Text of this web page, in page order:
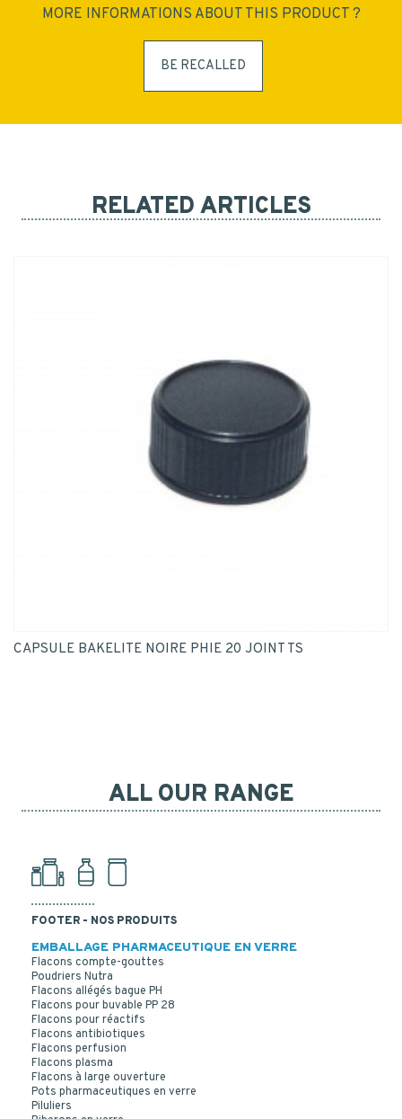
MORE INFORMATIONS ABOUT THIS PRODUCT ?
BE RECALLED
RELATED ARTICLES
CAPSULE BAKELITE NOIRE PHIE 20 JOINT TS
ALL OUR RANGE
FOOTER - NOS PRODUITS
EMBALLAGE PHARMACEUTIQUE EN VERRE
Flacons compte-gouttes
Poudriers Nutra
Flacons allégés bague PH
Flacons pour buvable PP 28
Flacons pour réactifs
Flacons antibiotiques
Flacons perfusion
Flacons plasma
Flacons à large ouverture
Pots pharmaceutiques en verre
Piluliers